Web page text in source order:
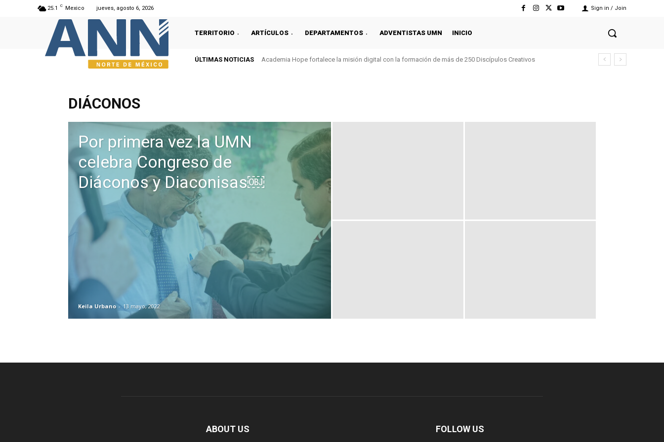
25.1 C Mexico jueves, agosto 6, 2026 Sign in / Join
TERRITORIO ARTÍCULOS DEPARTAMENTOS ADVENTISTAS UMN INICIO
ÚLTIMAS NOTICIAS Academia Hope fortalece la misión digital con la formación de más de 250 Discípulos Creativos
DIÁCONOS
Por primera vez la UMN
celebra Congreso de
Diáconos y Diaconisas￼
Keila Urbano - 13 mayo, 2022
ABOUT US FOLLOW US